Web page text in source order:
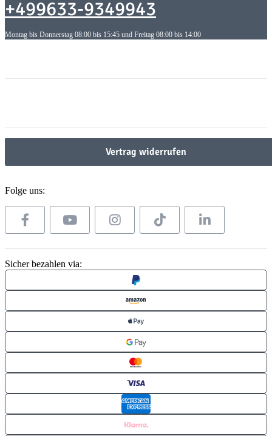
+499633-9349943
Montag bis Donnerstag 08:00 bis 15:45 und Freitag 08:00 bis 14:00
Vertrag widerrufen
Folge uns:
Sicher bezahlen via: